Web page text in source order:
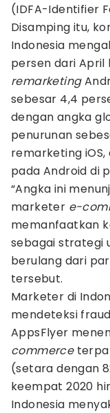
(IDFA-Identifier
Disamping itu,
Indonesia
persen dari April
remarketing
sebesar 4,4
dengan angka
penurunan
remarketing
pada Android di
“Angka ini
marketer e-
memanfaatkan
sebagai strategi
berulang dari
tersebut.
Marketer di
mendeteksi
AppsFlyer
commerce
(setara dengan
keempat 2020
Indonesia